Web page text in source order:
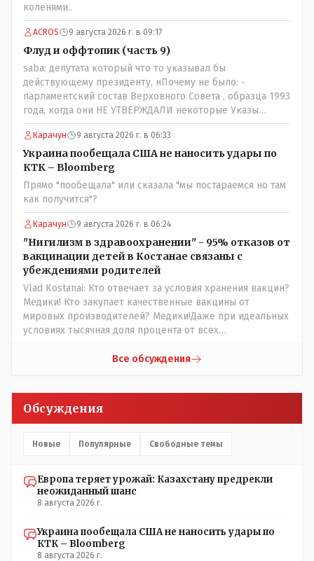
коленями..
ACROS 9 августа 2026 г. в 09:17
Флуд и оффтопик (часть 9)
saba: депутата который что то указывал бы
действующему президенту, нПочему не было: -
парламентский состав Верховного Совета , образца 1993
года, когда они НЕ УТВЕРЖДАЛИ некоторые Указы
Назарбаева, особенно в части выборов и перевыборов и
некоторых вопросах внутренней политики, и тогда
Назарбай волевым Указом РАСПУСТИЛ этот бунтарский
состав. Имя - Серикболсын Абдильдин вам знакомо -
юывший секретарь ЦК КП Казахстана , впоследствии -
депутат Верховного Совета и Мажлиса и Председатель
партии коммунстов- он в то время и после и причём
НЕОДНОКРАТНО, указывал и многократно на недостатки
Назарбая и предлагал ему самому ДОБРОВОЛЬНО уйти с
поста Президента.
Карачун 9 августа 2026 г. в 06:33
Украина пообещала США не наносить удары по
КТК – Bloomberg
Прямо "пообещала" или сказала "мы постараемся но там
как получится"?
Карачун 9 августа 2026 г. в 06:24
"Нигилизм в здравоохранении" - 95% отказов от
вакцинации детей в Костанае связаны с
убеждениями родителей
Vlad Kostanai: Кто отвечает за условия хранения вакцин?
Медики! Кто закупает качественные вакцины от
мировых производителей? Медики!Даже при идеальных
условиях тысячная доля процента от всех
прививки. Бумага нужна как защита от дол.....бов не
люди и отказываются и я в том числе своих не
прививал.Лично я вам и тем другим людям благодарен.
частотности появления в популяции соответствующих
естественный отбор.
Все обсуждения
Обсуждения
Новые Популярные Свободные темы
Европа теряет урожай: Казахстану предрекли
неожиданный шанс
8 августа 2026 г.
Украина пообещала США не наносить удары по
КТК – Bloomberg
8 августа 2026 г.